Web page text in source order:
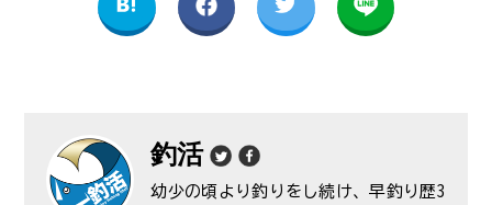
釣活
幼少の頃より釣りをし続け、早釣り歴3